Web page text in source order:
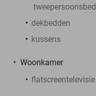
tweepersoonsbed
dekbedden
kussens
Woonkamer
flatscreentelevisie